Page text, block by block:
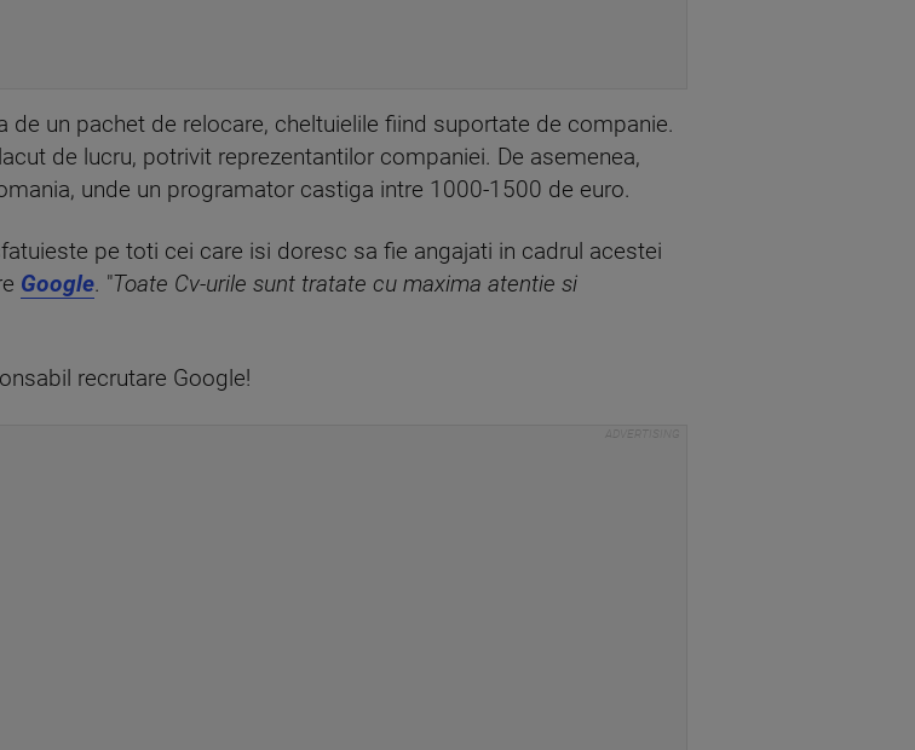
de un pachet de relocare, cheltuielile fiind suportate de companie.
de lucru, potrivit reprezentantilor companiei. De asemenea,
unde un programator castiga intre 1000-1500 de euro.
pe toti cei care isi doresc sa fie angajati in cadrul acestei
Google. "Toate Cv-urile sunt tratate cu maxima atentie si
recrutare Google!